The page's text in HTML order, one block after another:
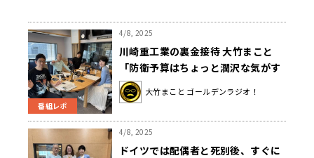
番組レポ
4/8, 2025
川崎重工業の裏金接待 大竹まこと
「防衛予算はちょっと潤沢な気がす
る」
大竹まこと ゴールデンラジオ！
4/8, 2025
ドイツでは配偶者と死別後、すぐに